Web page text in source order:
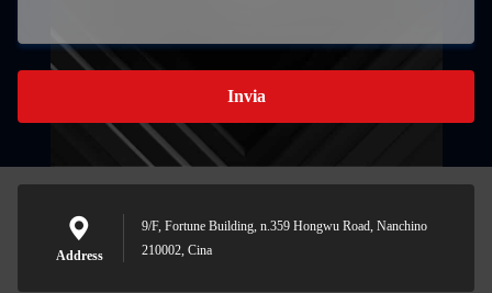
Invia
Address
9/F, Fortune Building, n.359 Hongwu Road, Nanchino
210002, Cina